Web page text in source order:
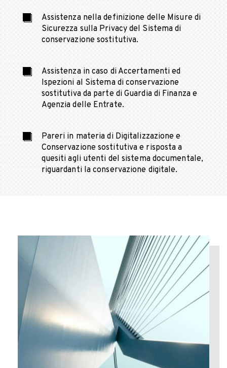
Assistenza nella definizione delle Misure di
Sicurezza sulla Privacy del Sistema di
conservazione sostitutiva.
Assistenza in caso di Accertamenti ed
Ispezioni al Sistema di conservazione
sostitutiva da parte di Guardia di Finanza e
Agenzia delle Entrate.
Pareri in materia di Digitalizzazione e
Conservazione sostitutiva e risposta a
quesiti agli utenti del sistema documentale,
riguardanti la conservazione digitale.